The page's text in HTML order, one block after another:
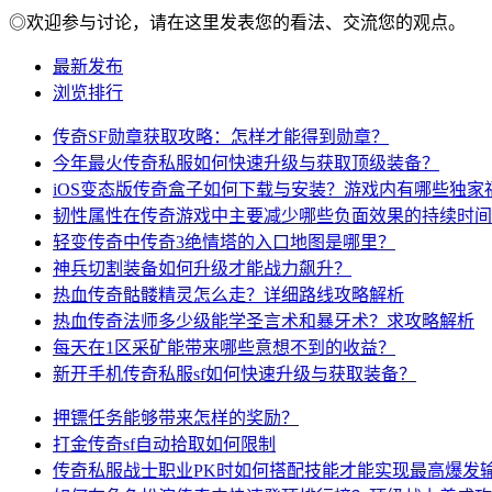
◎欢迎参与讨论，请在这里发表您的看法、交流您的观点。
最新发布
浏览排行
传奇SF勋章获取攻略：怎样才能得到勋章？
今年最火传奇私服如何快速升级与获取顶级装备？
iOS变态版传奇盒子如何下载与安装？游戏内有哪些独家
韧性属性在传奇游戏中主要减少哪些负面效果的持续时间
轻变传奇中传奇3绝情塔的入口地图是哪里？
神兵切割装备如何升级才能战力飙升？
热血传奇骷髅精灵怎么走？详细路线攻略解析
热血传奇法师多少级能学圣言术和暴牙术？求攻略解析
每天在1区采矿能带来哪些意想不到的收益？
新开手机传奇私服sf如何快速升级与获取装备？
押镖任务能够带来怎样的奖励？
打金传奇sf自动拾取如何限制
传奇私服战士职业PK时如何搭配技能才能实现最高爆发